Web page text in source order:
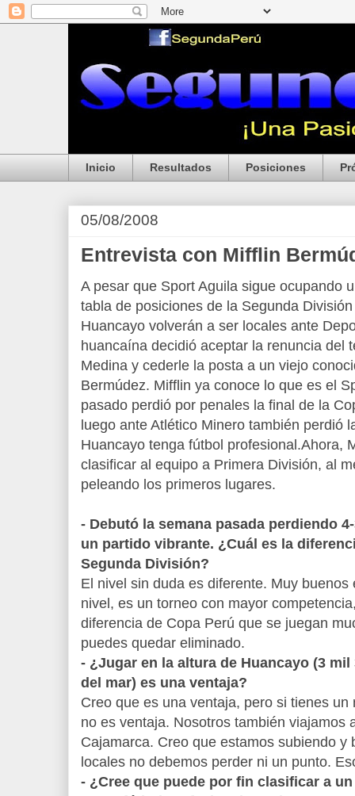
Inicio Resultados Posiciones
05/08/2008
Entrevista con Mifflin
A pesar que Sport Aguila sigue ocupando
tabla de posiciones de la Segunda
Huancayo volverán a ser locales ante
huancaína decidió aceptar la renuncia del
Medina y cederle la posta a un viejo
Bermúdez. Mifflin ya conoce lo que es el
pasado perdió por penales la final de la
luego ante Atlético Minero también perdió
Huancayo tenga fútbol profesional.Ahora,
clasificar al equipo a Primera División, al
peleando los primeros lugares.
- Debutó la semana pasada perdiendo
un partido vibrante. ¿Cuál es la
Segunda División?
El nivel sin duda es diferente. Muy
nivel, es un torneo con mayor
diferencia de Copa Perú que se juegan
puedes quedar eliminado.
- ¿Jugar en la altura de Huancayo (3
del mar) es una ventaja?
Creo que es una ventaja, pero si tienes
no es ventaja. Nosotros también viajamos
Cajamarca. Creo que estamos subiendo y
locales no debemos perder ni un punto.
- ¿Cree que puede por fin clasificar a